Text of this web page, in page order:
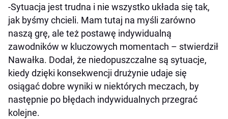
-Sytuacja jest trudna i nie wszystko układa się tak,
jak byśmy chcieli. Mam tutaj na myśli zarówno
naszą grę, ale też postawę indywidualną
zawodników w kluczowych momentach – stwierdził
Nawałka. Dodał, że niedopuszczalne są sytuacje,
kiedy dzięki konsekwencji drużynie udaje się
osiągać dobre wyniki w niektórych meczach, by
następnie po błędach indywidualnych przegrać
kolejne.